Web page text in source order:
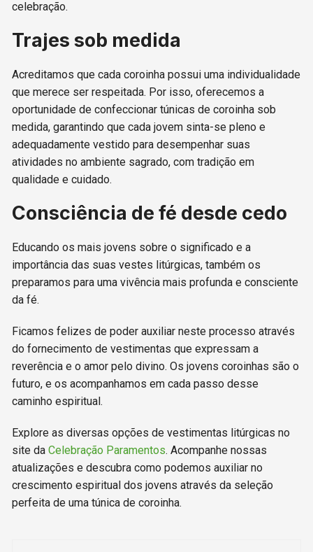
celebração.
Trajes sob medida
Acreditamos que cada coroinha possui uma individualidade
que merece ser respeitada. Por isso, oferecemos a
oportunidade de confeccionar túnicas de coroinha sob
medida, garantindo que cada jovem sinta-se pleno e
adequadamente vestido para desempenhar suas
atividades no ambiente sagrado, com tradição em
qualidade e cuidado.
Consciência de fé desde cedo
Educando os mais jovens sobre o significado e a
importância das suas vestes litúrgicas, também os
preparamos para uma vivência mais profunda e consciente
da fé.
Ficamos felizes de poder auxiliar neste processo através
do fornecimento de vestimentas que expressam a
reverência e o amor pelo divino. Os jovens coroinhas são o
futuro, e os acompanhamos em cada passo desse
caminho espiritual.
Explore as diversas opções de vestimentas litúrgicas no
site daCelebração Paramentos. Acompanhe nossas
atualizações e descubra como podemos auxiliar no
crescimento espiritual dos jovens através da seleção
perfeita de uma túnica de coroinha.